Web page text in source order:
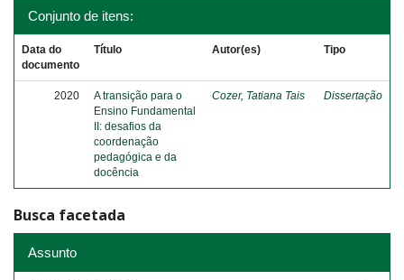
Conjunto de itens:
Data do
documento
Título Autor(es) Tipo
2020
A transição para o
Ensino Fundamental
II: desafios da
coordenação
pedagógica e da
docência
Cozer, Tatiana Tais Dissertação
Busca facetada
Assunto